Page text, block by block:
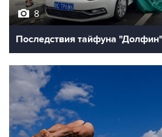
8
Последствия тайфуна